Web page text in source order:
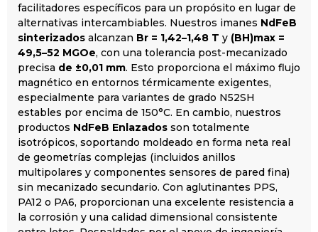
facilitadores específicos para un propósito en lugar de
alternativas intercambiables. Nuestros imanes NdFeB
sinterizados alcanzan Br = 1,42–1,48 T y (BH)max =
49,5–52 MGOe, con una tolerancia post-mecanizado
precisa de ±0,01 mm. Esto proporciona el máximo flujo
magnético en entornos térmicamente exigentes,
especialmente para variantes de grado N52SH
estables por encima de 150°C. En cambio, nuestros
productos NdFeB Enlazados son totalmente
isotrópicos, soportando moldeado en forma neta real
de geometrías complejas (incluidos anillos
multipolares y componentes sensores de pared fina)
sin mecanizado secundario. Con aglutinantes PPS,
PA12 o PA6, proporcionan una excelente resistencia a
la corrosión y una calidad dimensional consistente